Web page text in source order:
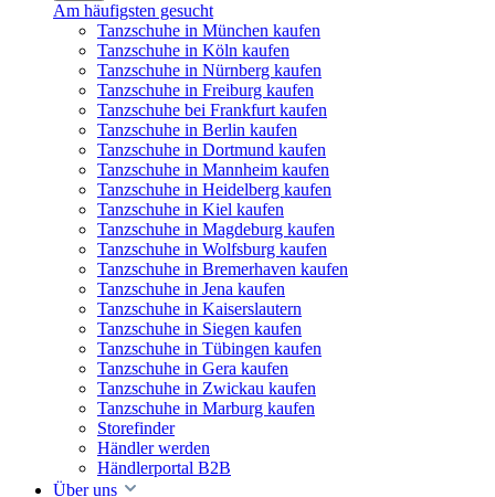
Am häufigsten gesucht
Tanzschuhe in München kaufen
Tanzschuhe in Köln kaufen
Tanzschuhe in Nürnberg kaufen
Tanzschuhe in Freiburg kaufen
Tanzschuhe bei Frankfurt kaufen
Tanzschuhe in Berlin kaufen
Tanzschuhe in Dortmund kaufen
Tanzschuhe in Mannheim kaufen
Tanzschuhe in Heidelberg kaufen
Tanzschuhe in Kiel kaufen
Tanzschuhe in Magdeburg kaufen
Tanzschuhe in Wolfsburg kaufen
Tanzschuhe in Bremerhaven kaufen
Tanzschuhe in Jena kaufen
Tanzschuhe in Kaiserslautern
Tanzschuhe in Siegen kaufen
Tanzschuhe in Tübingen kaufen
Tanzschuhe in Gera kaufen
Tanzschuhe in Zwickau kaufen
Tanzschuhe in Marburg kaufen
Storefinder
Händler werden
Händlerportal B2B
Über uns